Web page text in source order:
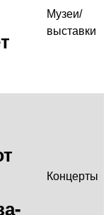
Музеи/
выставки
Концерты